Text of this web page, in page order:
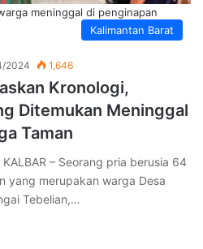
Kalimantan Barat
meninggal di penginapan
2024 1,646
Kronologi,
Ditemukan Meninggal
Taman
KALBAR – Seorang pria berusia 64
yang merupakan warga Desa
Tebelian,…